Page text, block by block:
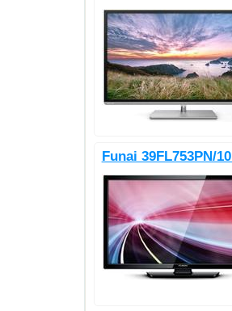
Funai 39FL753PN/10